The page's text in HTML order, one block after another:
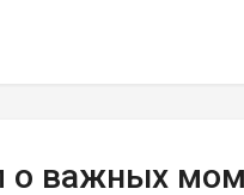
о важных